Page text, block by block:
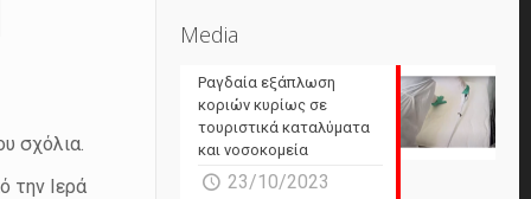
σχόλια.
την Ιερά
Media
Ραγδαία εξάπλωση
κοριών κυρίως σε
τουριστικά καταλύματα
και νοσοκομεία
23/10/2023